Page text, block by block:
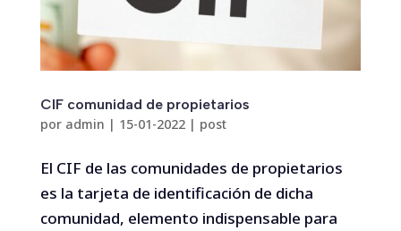
CIF comunidad de propietarios
por admin | 15-01-2022| post
El CIF de las comunidades de propietarios
es la tarjeta de identificación de dicha
comunidad, elemento indispensable para